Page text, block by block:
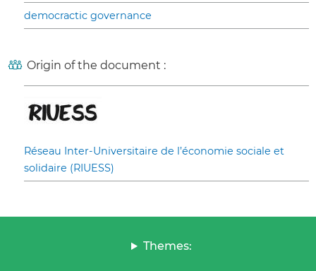
democractic governance
Origin of the document :
Réseau Inter-Universitaire de l’économie sociale et
solidaire (RIUESS)
Themes: